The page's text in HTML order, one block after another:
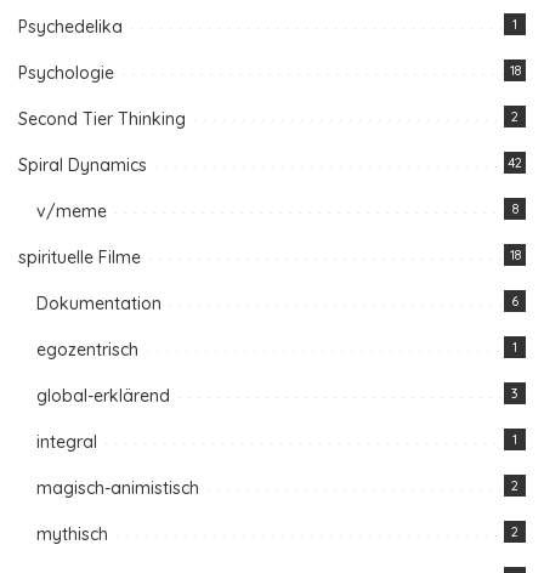
Psychedelika 1
Psychologie 18
Second Tier Thinking 2
Spiral Dynamics 42
v/meme 8
spirituelle Filme 18
Dokumentation 6
egozentrisch 1
global-erklärend 3
integral 1
magisch-animistisch 2
mythisch 2